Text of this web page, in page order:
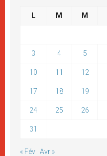
L M M
3 4 5
10 11 12
17 18 19
24 25 26
31
« Fév Avr »